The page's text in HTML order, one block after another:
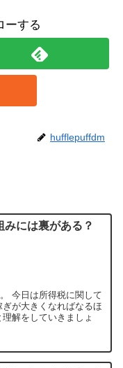
ーする
hufflepuffdm
みには裏がある？
今日は所得税に関して
が大きくなればなるほ
解をしていきましょ